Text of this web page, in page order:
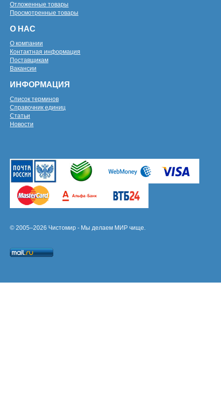
Отложенные товары
Просмотренные товары
О НАС
О компании
Контактная информация
Поставщикам
Вакансии
ИНФОРМАЦИЯ
Список терминов
Справочник единиц
Статьи
Новости
© 2005–2026 Чистомир - Мы делаем МИР чище.